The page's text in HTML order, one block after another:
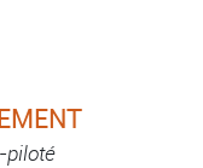
piloté